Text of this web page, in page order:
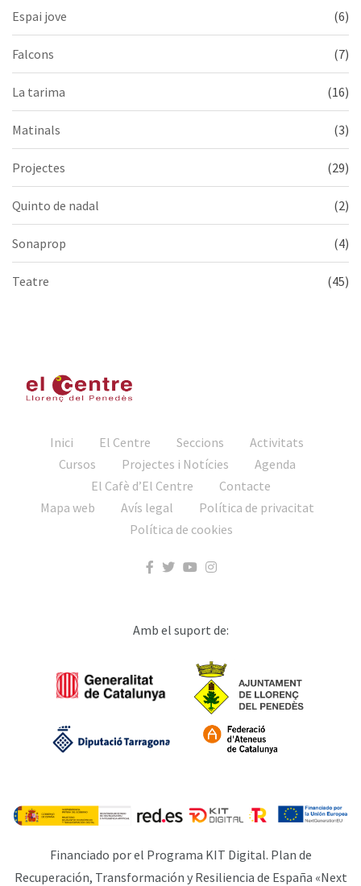
Espai jove (6)
Falcons (7)
La tarima (16)
Matinals (3)
Projectes (29)
Quinto de nadal (2)
Sonaprop (4)
Teatre (45)
Inici El Centre Seccions
Activitats
Cursos
Projectes i Notícies
Agenda
El Cafè d’El Centre
Contacte
Mapa web
Avís legal
Política de privacitat
Política de cookies
Amb el suport de:
Financiado por el Programa KIT Digital. Plan de
Recuperación, Transformación y Resiliencia de España «Next